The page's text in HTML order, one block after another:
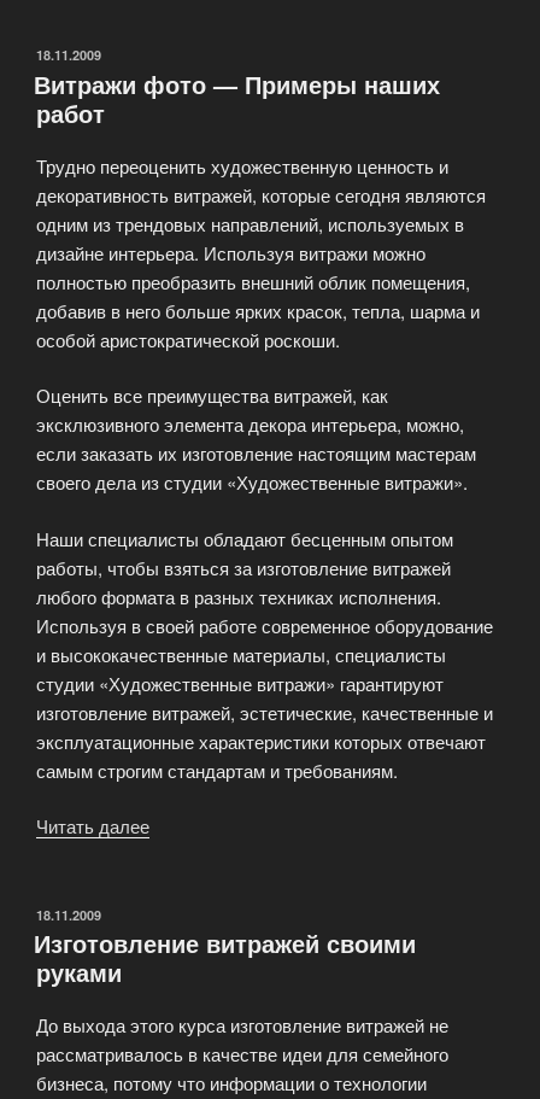
стоит
ОПУБЛИКОВАНО
18.11.2009
Витражи фото — Примеры наших
работ
Трудно переоценить художественную ценность и
декоративность витражей, которые сегодня являются
одним из трендовых направлений, используемых в
дизайне интерьера. Используя витражи можно
полностью преобразить внешний облик помещения,
добавив в него больше ярких красок, тепла, шарма и
особой аристократической роскоши.
Оценить все преимущества витражей, как
эксклюзивного элемента декора интерьера, можно,
если заказать их изготовление настоящим мастерам
своего дела из студии «Художественные витражи».
Наши специалисты обладают бесценным опытом
работы, чтобы взяться за изготовление витражей
любого формата в разных техниках исполнения.
Используя в своей работе современное оборудование
и высококачественные материалы, специалисты
студии «Художественные витражи» гарантируют
изготовление витражей, эстетические, качественные и
эксплуатационные характеристики которых отвечают
самым строгим стандартам и требованиям.
Читать далее
наших
ОПУБЛИКОВАНО
18.11.2009
Изготовление витражей своими
руками
До выхода этого курса изготовление витражей не
рассматривалось в качестве идеи для семейного
бизнеса, потому что информации о технологии